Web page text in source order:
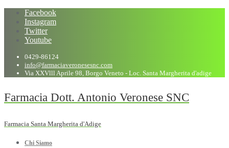
Facebook
Instagram
Twitter
Youtube
0429-86124
info@farmaciaveronesesnc.com
Via XXVlll Aprile 98, Borgo Veneto - Loc. Santa Margherita d'adige
Farmacia Dott. Antonio Veronese SNC
Farmacia Santa Margherita d'Adige
Chi Siamo